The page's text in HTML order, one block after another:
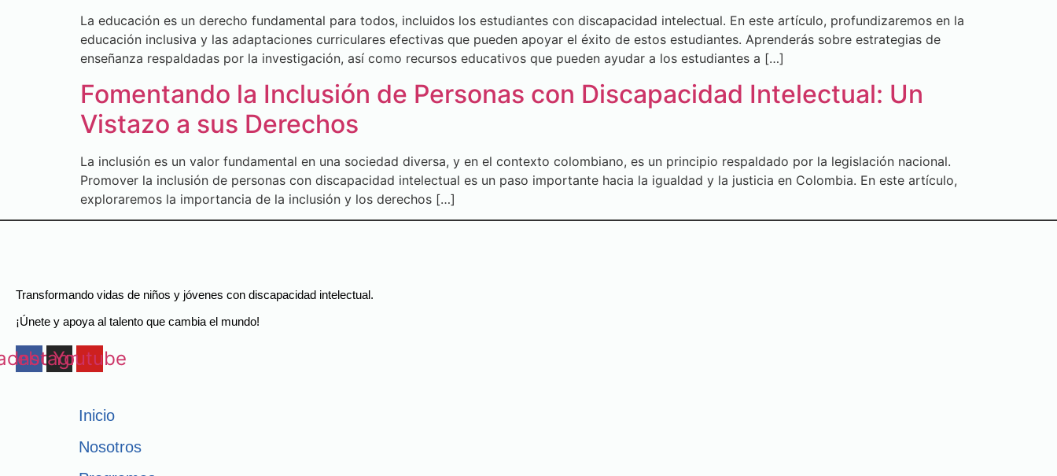
La educación es un derecho fundamental para todos, incluidos los estudiantes con discapacidad intelectual. En este artículo, profundizaremos en la
educación inclusiva y las adaptaciones curriculares efectivas que pueden apoyar el éxito de estos estudiantes. Aprenderás sobre estrategias de
enseñanza respaldadas por la investigación, así como recursos educativos que pueden ayudar a los estudiantes a […]
Fomentando la Inclusión de Personas con Discapacidad Intelectual: Un
Vistazo a sus Derechos
La inclusión es un valor fundamental en una sociedad diversa, y en el contexto colombiano, es un principio respaldado por la legislación nacional.
Promover la inclusión de personas con discapacidad intelectual es un paso importante hacia la igualdad y la justicia en Colombia. En este artículo,
exploraremos la importancia de la inclusión y los derechos […]
Transformando vidas de niños y jóvenes con discapacidad intelectual.
¡Únete y apoya al talento que cambia el mundo!
Instagram
Youtube
Inicio
Nosotros